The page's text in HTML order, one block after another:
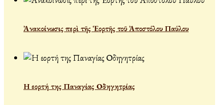
Ἀνακοίνωσις περὶ τῆς Ἑορτῆς τοῦ Ἀποστόλου Παύλου
Η εορτή της Παναγίας Οδηγητρίας